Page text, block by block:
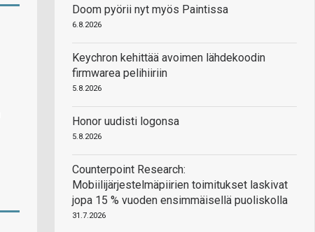
Doom pyörii nyt myös Paintissa
6.8.2026
Keychron kehittää avoimen lähdekoodin
firmwarea pelihiiriin
5.8.2026
Honor uudisti logonsa
5.8.2026
Counterpoint Research:
Mobiilijärjestelmäpiirien toimitukset laskivat
jopa 15 % vuoden ensimmäisellä puoliskolla
31.7.2026